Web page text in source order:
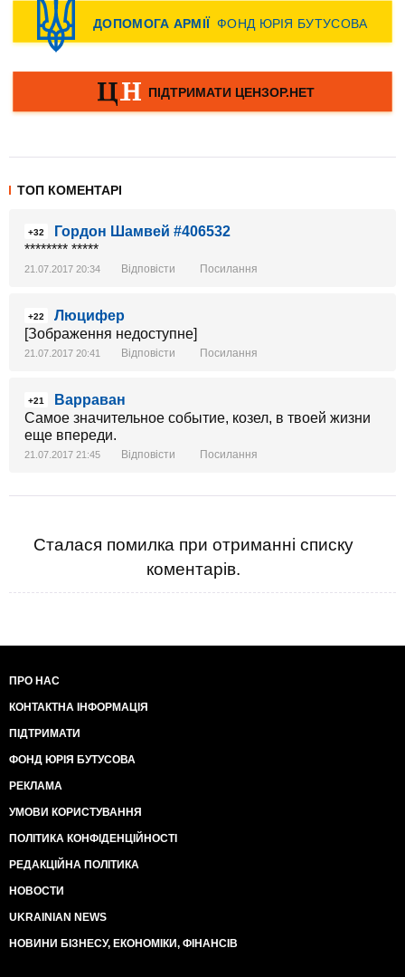
ТОП КОМЕНТАРІ
+32
Гордон Шамвей #406532
******** *****
21.07.2017 20:34 Відповісти Посилання
+22
Люцифер
[Зображення недоступне]
21.07.2017 20:41 Відповісти Посилання
+21
Варраван
Самое значительное событие, козел, в твоей жизни
еще впереди.
21.07.2017 21:45 Відповісти Посилання
Сталася помилка при отриманні списку
коментарів.
ПРО НАС
КОНТАКТНА ІНФОРМАЦІЯ
ПІДТРИМАТИ
ФОНД ЮРІЯ БУТУСОВА
РЕКЛАМА
УМОВИ КОРИСТУВАННЯ
ПОЛІТИКА КОНФІДЕНЦІЙНОСТІ
РЕДАКЦІЙНА ПОЛІТИКА
НОВОСТИ
UKRAINIAN NEWS
НОВИНИ БІЗНЕСУ, ЕКОНОМІКИ, ФІНАНСІВ